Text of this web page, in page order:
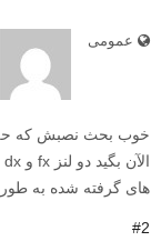
عمومی
خوب بحث نصبش که
های گرفته شده به
#2